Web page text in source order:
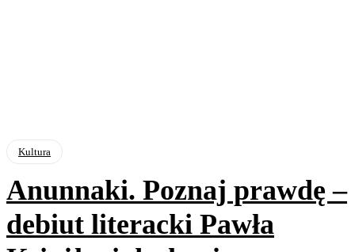
Kultura
Anunnaki. Poznaj prawdę –
debiut literacki Pawła